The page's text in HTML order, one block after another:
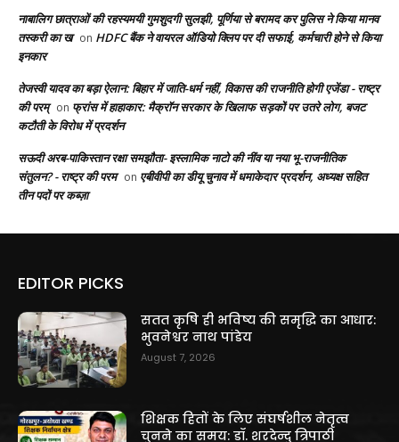
नाबालिग छात्राओं की रहस्यमयी गुमशुदगी सुलझी, पूर्णिया से बरामद कर पुलिस ने किया मानव
तस्करी का ख on HDFC बैंक ने वायरल ऑडियो क्लिप पर दी सफाई, कर्मचारी होने से किया
इनकार
तेजस्वी यादव का बड़ा ऐलान: बिहार में जाति-धर्म नहीं, विकास की राजनीति होगी एजेंडा - राष्ट्र
की परम् on फ्रांस में हाहाकार: मैक्रॉन सरकार के खिलाफ सड़कों पर उतरे लोग, बजट
कटौती के विरोध में प्रदर्शन
सऊदी अरब-पाकिस्तान रक्षा समझौता- इस्लामिक नाटो की नींव या नया भू-राजनीतिक
संतुलन? - राष्ट्र की परम on एबीवीपी का डीयू चुनाव में धमाकेदार प्रदर्शन, अध्यक्ष सहित
तीन पदों पर कब्ज़ा
EDITOR PICKS
सतत कृषि ही भविष्य की समृद्धि का आधार:
भुवनेश्वर नाथ पांडेय
August 7, 2026
शिक्षक हितों के लिए संघर्षशील नेतृत्व
चुनने का समय: डॉ. शरदेन्दु त्रिपाठी